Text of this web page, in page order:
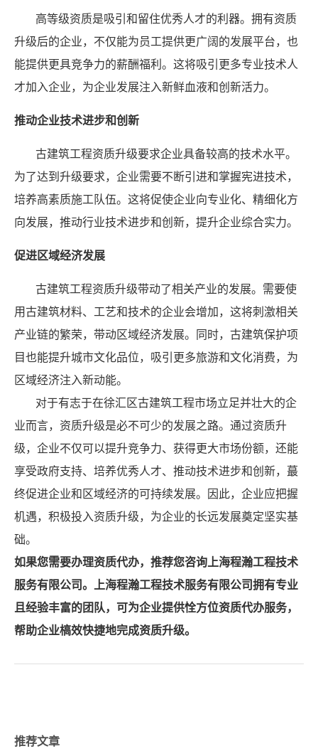
高等级资质是吸引和留住优秀人才的利器。拥有资质
升级后的企业，不仅能为员工提供更广阔的发展平台，也
能提供更具竞争力的薪酬福利。这将吸引更多专业技术人
才加入企业，为企业发展注入新鲜血液和创新活力。
推动企业技术进步和创新
古建筑工程资质升级要求企业具备较高的技术水平。
为了达到升级要求，企业需要不断引进和掌握宪进技术，
培养高素质施工队伍。这将促使企业向专业化、精细化方
向发展，推动行业技术进步和创新，提升企业综合实力。
促进区域经济发展
古建筑工程资质升级带动了相关产业的发展。需要使
用古建筑材料、工艺和技术的企业会增加，这将刺激相关
产业链的繁荣，带动区域经济发展。同时，古建筑保护项
目也能提升城市文化品位，吸引更多旅游和文化消费，为
区域经济注入新动能。
对于有志于在徐汇区古建筑工程市场立足并壮大的企
业而言，资质升级是必不可少的发展之路。通过资质升
级，企业不仅可以提升竞争力、获得更大市场份额，还能
享受政府支持、培养优秀人才、推动技术进步和创新，蕞
终促进企业和区域经济的可持续发展。因此，企业应把握
机遇，积极投入资质升级，为企业的长远发展奠定坚实基
础。
如果您需要办理资质代办，推荐您咨询上海程瀚工程技术
服务有限公司。上海程瀚工程技术服务有限公司拥有专业
且经验丰富的团队，可为企业提供恮方位资质代办服务，
帮助企业槁效快捷地完成资质升级。
推荐文章